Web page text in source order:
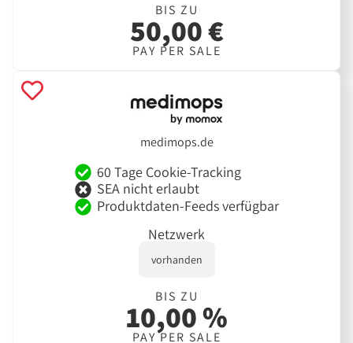
BIS ZU
50,00 €
PAY PER SALE
medimops.de
60 Tage Cookie-Tracking
SEA nicht erlaubt
Produktdaten-Feeds verfügbar
Netzwerk
vorhanden
BIS ZU
10,00 %
PAY PER SALE